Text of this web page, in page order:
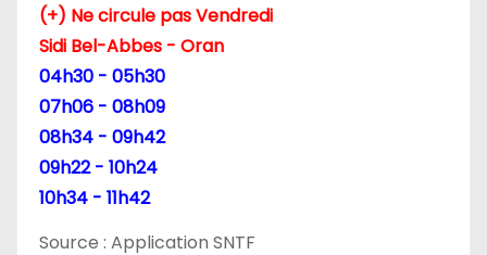
(+) Ne circule pas Vendredi
Sidi Bel-Abbes - Oran
04h30 - 05h30
07h06 - 08h09
08h34 - 09h42
09h22 - 10h24
10h34 - 11h42
Source : Application SNTF